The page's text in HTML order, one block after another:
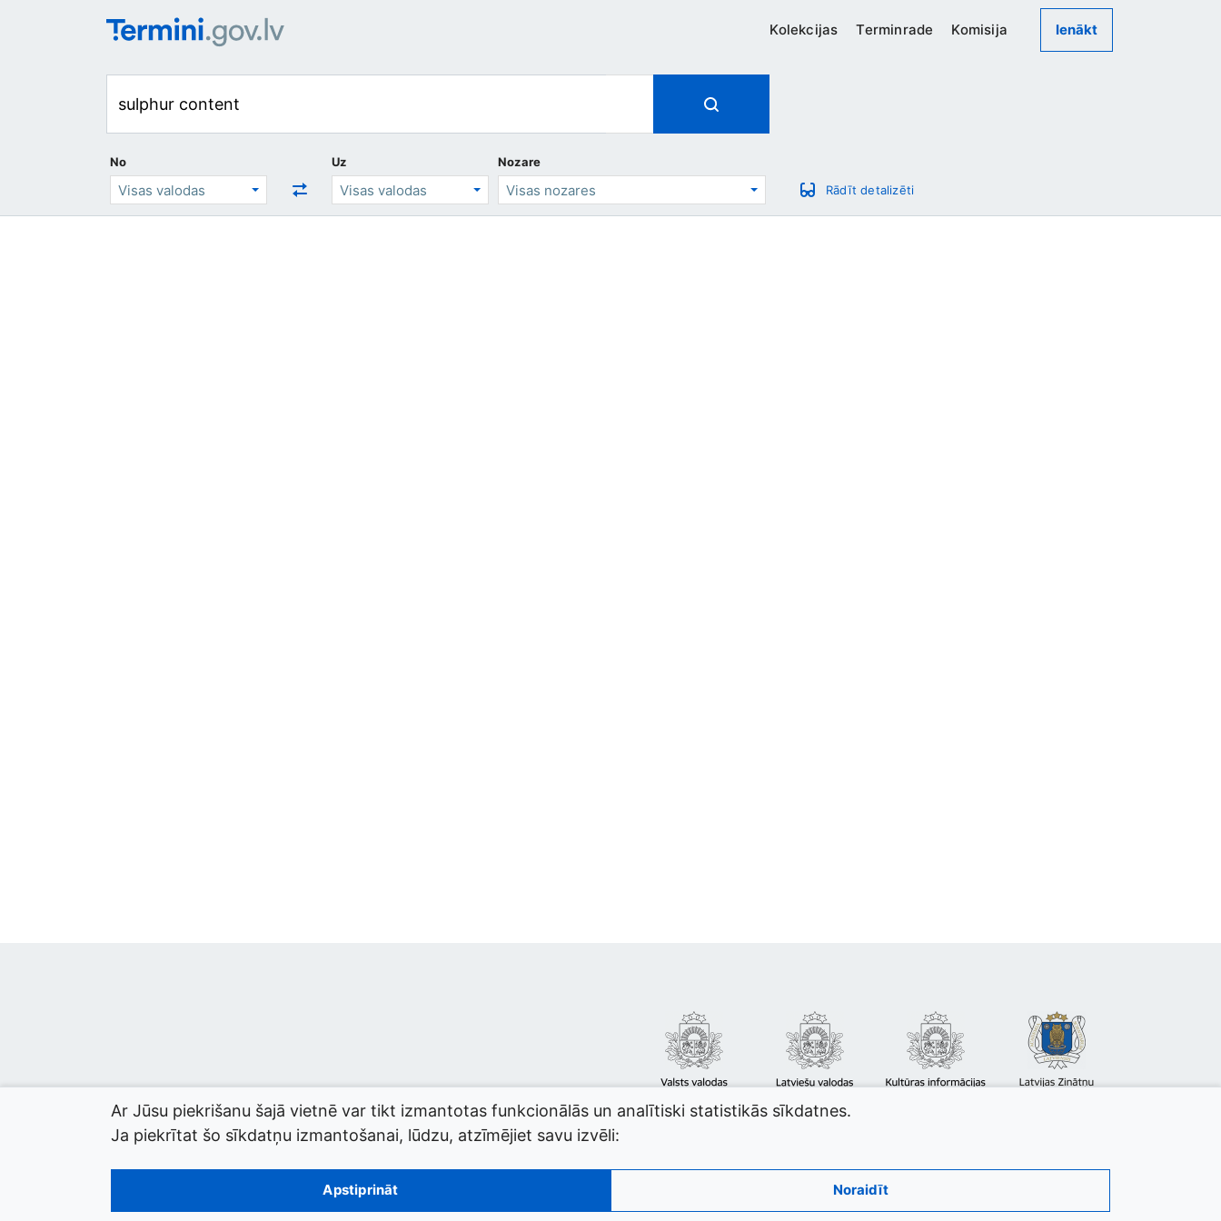
Kolekcijas Terminrade Komisija Ienākt
No Uz
Nozare
Rādīt detalizēti
© 2026 termini.gov.lv. Izstrādātājs:
Ar Jūsu piekrišanu šajā vietnē var tikt izmantotas funkcionālās un analītiski statistikās sīkdatnes.
Ja piekrītat šo sīkdatņu izmantošanai, lūdzu, atzīmējiet savu izvēli:
Apstiprināt Noraidīt